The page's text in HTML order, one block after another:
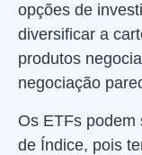
opções de
diversificar a
produtos
negociação
Os ETFs podem
de Índice, pois